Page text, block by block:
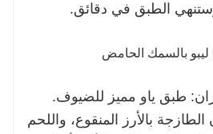
الطبق في دقائق.
طبق ياو مميز للضيوف.
بالأرز المنقوع، واللحم